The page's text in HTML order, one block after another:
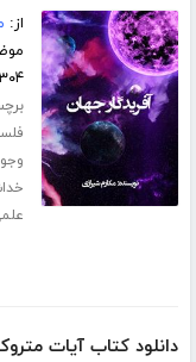
از:
۳۰۴ صفحه
دانلود کتاب آیات